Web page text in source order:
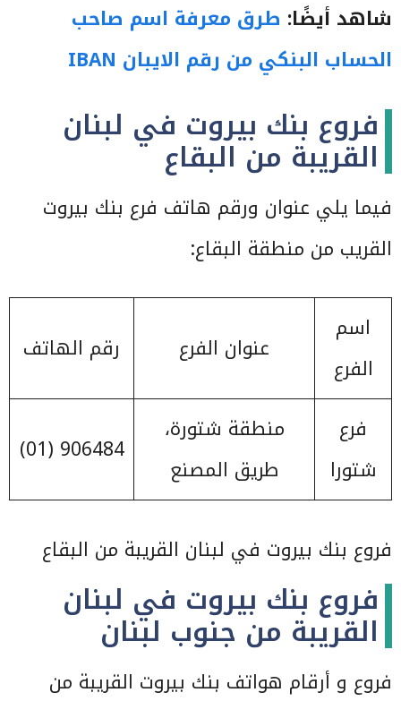
شاهد أيضًا: طرق معرفة اسم صاحب
الحساب البنكي من رقم الايبان IBAN
فروع بنك بيروت في لبنان
القريبة من البقاع
فيما يلي عنوان ورقم هاتف فرع بنك بيروت
القريب من منطقة البقاع:
اسم
الفرع
عنوان الفرع رقم الهاتف
فرع
شتورا
منطقة شتورة،
طريق المصنع
906484 (01)
فروع بنك بيروت في لبنان القريبة من البقاع
فروع بنك بيروت في لبنان
القريبة من جنوب لبنان
فروع و أرقام هواتف بنك بيروت القريبة من